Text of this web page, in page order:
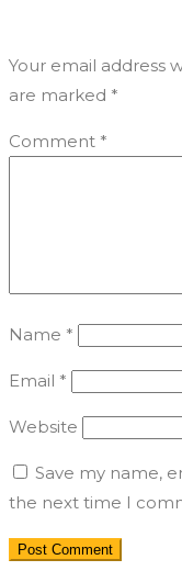
Your email address
are marked *
Comment *
Name *
Email *
Website
Save my name,
the next time I